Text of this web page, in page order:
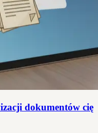
dokumentów cię